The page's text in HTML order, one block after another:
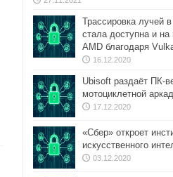
Трассировка лучей
стала доступна и на
AMD благодаря
16.12.2020
Ubisoft раздаёт ПК-
мотоциклетной
17.12.2020
«Сбер» откроет
искусственного
03.12.2020